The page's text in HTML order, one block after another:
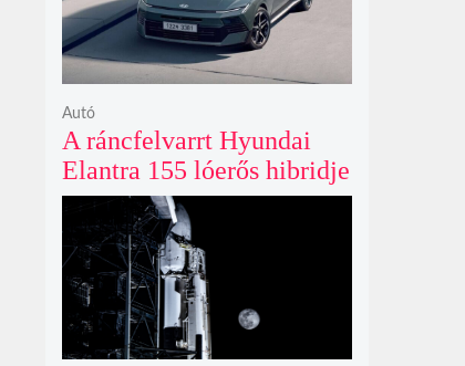
A ráncfelvarrt Hyundai
Elantra 155 lóerős hibridje
és prémium utastere
komoly belsőtéri ugrást
hoz
Autó